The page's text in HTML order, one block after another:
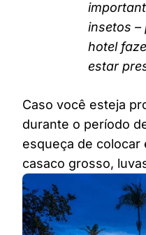
insetos –
hotel
estar
Caso você esteja
durante o período
esqueça de colocar
casaco grosso,